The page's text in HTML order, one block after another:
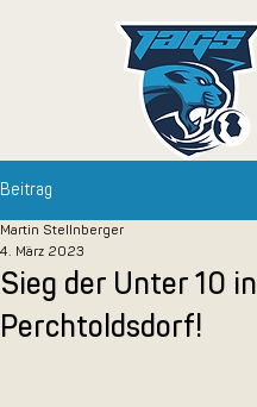
Beitrag
Sieg der Unter 10 in
Perchtoldsdorf!
Martin Stellnberger
4. März 2023